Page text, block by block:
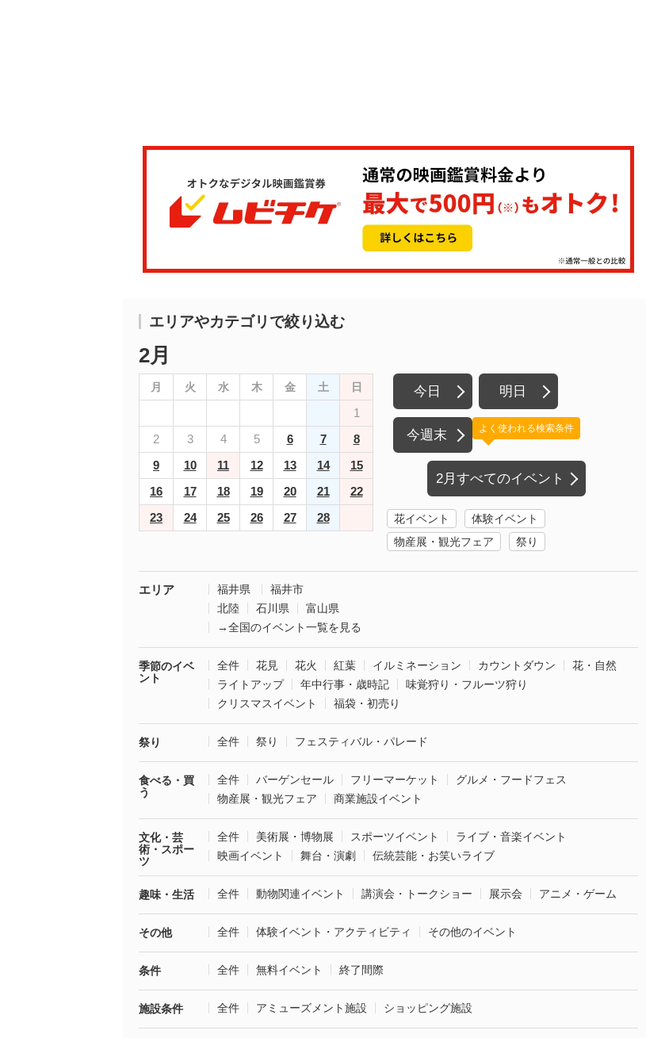
エリアやカテゴリで絞り込む
2月
月 火 水 木 金 土 日
1
2
3 4 5 6 7
8
9
10 11 12 13 14
15
16
17 18 19 20 21
22
23
24 25 26 27 28
今日 明日
今週末
2月すべてのイベント
よく使われる検索条件
花イベント
体験イベント
物産展・観光フェア
祭り
エリア 福井県
福井市
北陸
石川県
富山県
→全国のイベント一覧を見る
季節のイベ
ント
全件 花見 花火 紅葉 イルミネーション カウントダウン
花・自然
ライトアップ
年中行事・歳時記
味覚狩り・フルーツ狩り
クリスマスイベント
福袋・初売り
祭り 全件 祭り フェスティバル・パレード
食べる・買
う
全件 バーゲンセール フリーマーケット
グルメ・フードフェス
物産展・観光フェア
商業施設イベント
文化・芸
術・スポー
ツ
全件 美術展・博物展 スポーツイベント
ライブ・音楽イベント
映画イベント
舞台・演劇 伝統芸能・お笑いライブ
趣味・生活 全件 動物関連イベント 講演会・トークショー 展示会 アニメ・ゲーム
その他 全件 体験イベント・アクティビティ その他のイベント
条件 全件 無料イベント 終了間際
施設条件 全件 アミューズメント施設 ショッピング施設